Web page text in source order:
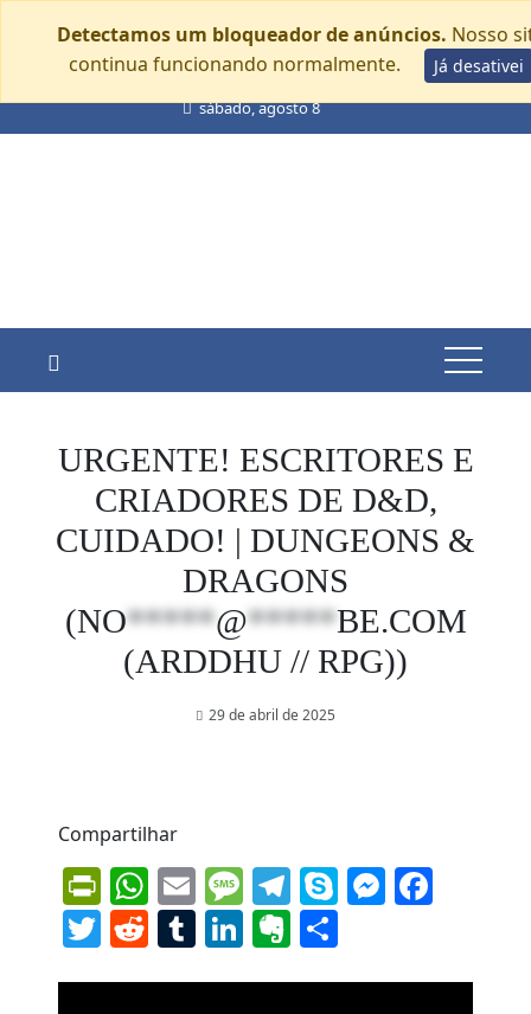
Detectamos um bloqueador de anúncios. Nosso
continua funcionando normalmente.
Já desativei
Skip
sábado, agosto 8
URGENTE! ESCRITORES E
CRIADORES DE D&D,
CUIDADO! | DUNGEONS &
DRAGONS
(NO*****@*****BE.COM
(ARDDHU // RPG))
29 de abril de 2025
Compartilhar
PrintFriendly
WhatsApp
EmailMessage
Telegram
Skype
Twitter
Reddit
Tumblr
LinkedIn
Evernote